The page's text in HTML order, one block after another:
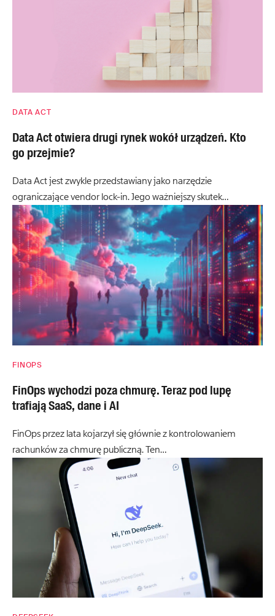
DATA ACT
Data Act otwiera drugi rynek wokół urządzeń. Kto
go przejmie?
Data Act jest zwykle przedstawiany jako narzędzie
ograniczające vendor lock-in. Jego ważniejszy skutek…
FINOPS
FinOps wychodzi poza chmurę. Teraz pod lupę
trafiają SaaS, dane i AI
FinOps przez lata kojarzył się głównie z kontrolowaniem
rachunków za chmurę publiczną. Ten…